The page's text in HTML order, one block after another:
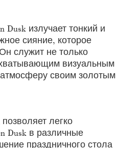
Dusk излучает тонкий и
сияние, которое
служит не только
визуальным
своим золотым
легко
Dusk в различные
праздничного стола